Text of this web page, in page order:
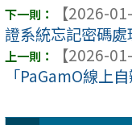
【2026-
證系統忘記密碼
【2026-
「PaGamO線上